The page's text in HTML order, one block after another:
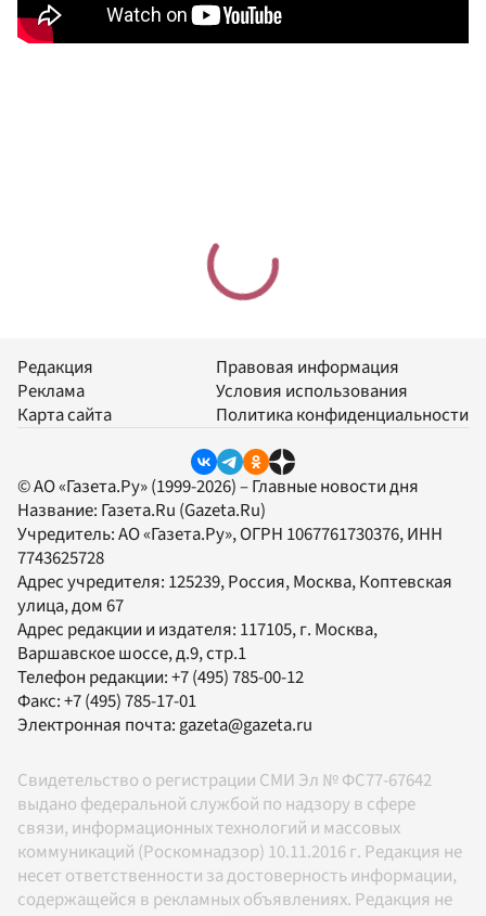
Редакция
Реклама
Карта сайта
Правовая информация
Условия использования
Политика конфиденциальности
© АО «Газета.Ру» (1999-2026) – Главные новости дня
Название: Газета.Ru (Gazeta.Ru)
Учредитель:АО «Газета.Ру», ОГРН 1067761730376, ИНН
7743625728
Адрес учредителя: 125239, Россия, Москва, Коптевская
улица, дом 67
Адрес редакции и издателя: 117105, г. Москва,
Варшавское шоссе, д.9, стр.1
Телефон редакции:+7 (495) 785-00-12
Факс:+7 (495) 785-17-01
Электронная почта:gazeta@gazeta.ru
Свидетельство о регистрации СМИ Эл № ФС77-67642
выдано федеральной службой по надзору в сфере
связи, информационных технологий и массовых
коммуникаций (Роскомнадзор) 10.11.2016 г. Редакция не
несет ответственности за достоверность информации,
содержащейся в рекламных объявлениях. Редакция не